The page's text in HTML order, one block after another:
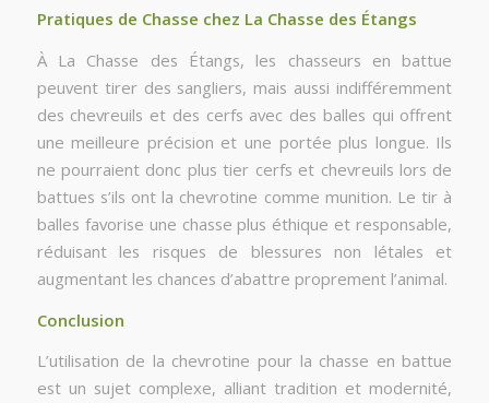
Pratiques de Chasse chez La Chasse des Étangs
À La Chasse des Étangs, les chasseurs en battue
peuvent tirer des sangliers, mais aussi indifféremment
des chevreuils et des cerfs avec des balles qui offrent
une meilleure précision et une portée plus longue. Ils
ne pourraient donc plus tier cerfs et chevreuils lors de
battues s’ils ont la chevrotine comme munition. Le tir à
balles favorise une chasse plus éthique et responsable,
réduisant les risques de blessures non létales et
augmentant les chances d’abattre proprement l’animal.
Conclusion
L’utilisation de la chevrotine pour la chasse en battue
est un sujet complexe, alliant tradition et modernité,